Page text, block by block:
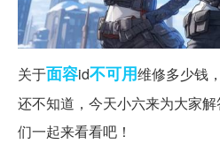
关于面容id不可用维修多少钱
还不知道，今天小六来为大家
们一起来看看吧！